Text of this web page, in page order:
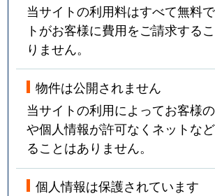
当サイトの利用料はすべて無料
トがお客様に費用をご請求する
りません。
物件は公開されません
当サイトの利用によってお客様
や個人情報が許可なくネットな
ることはありません。
個人情報は保護されています